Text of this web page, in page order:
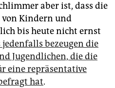
aber ist, dass die
von Kindern und
bis heute nicht ernst
jedenfalls bezeugen die
Jugendlichen, die die
eine repräsentative
hat.